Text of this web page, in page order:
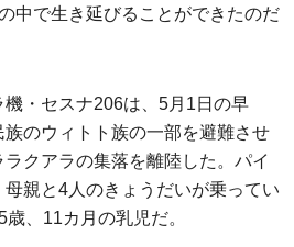
中で生き延びることができたのだ
・セスナ206は、5月1日の早
のウィトト族の一部を避難させ
クアラの集落を離陸した。パイ
親と4人のきょうだいが乗ってい
、11カ月の乳児だ。